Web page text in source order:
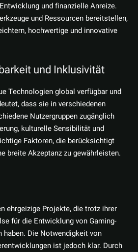
und finanzielle Anreize.
und Ressourcen bereitstellen,
hochwertige und innovative
und Inklusivität
Technologien global verfügbar und
dass sie in verschiedenen
Nutzergruppen zugänglich
kulturelle Sensibilität und
Faktoren, die berücksichtigt
breite Akzeptanz zu gewährleisten.
ehrgeizige Projekte, die trotz ihrer
für die Entwicklung von Gaming-
haben. Die Notwendigkeit von
ist jedoch klar. Durch